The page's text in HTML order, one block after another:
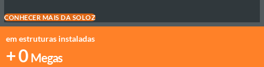
CONHECER MAIS DA SOLOZ
em estruturas instaladas
+0 Megas